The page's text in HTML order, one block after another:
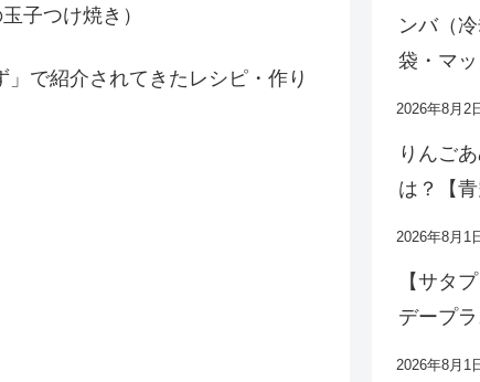
子つけ焼き）
で紹介されてきたレシピ・作り
ンバ（
袋・マッ
2026年8月2
りんご
は？【青
2026年8月1
【サタ
デープ
2026年8月1